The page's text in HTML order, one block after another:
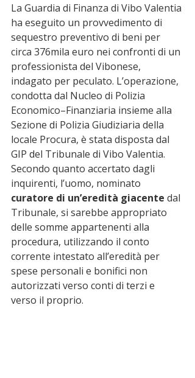
La Guardia di Finanza di Vibo Valentia
ha eseguito un provvedimento di
sequestro preventivo di beni per
circa 376mila euro nei confronti di un
professionista del Vibonese,
indagato per peculato. L’operazione,
condotta dal Nucleo di Polizia
Economico–Finanziaria insieme alla
Sezione di Polizia Giudiziaria della
locale Procura, è stata disposta dal
GIP del Tribunale di Vibo Valentia.
Secondo quanto accertato dagli
inquirenti, l’uomo, nominato
curatore di un’eredità giacente dal
Tribunale, si sarebbe appropriato
delle somme appartenenti alla
procedura, utilizzando il conto
corrente intestato all’eredità per
spese personali e bonifici non
autorizzati verso conti di terzi e
verso il proprio.